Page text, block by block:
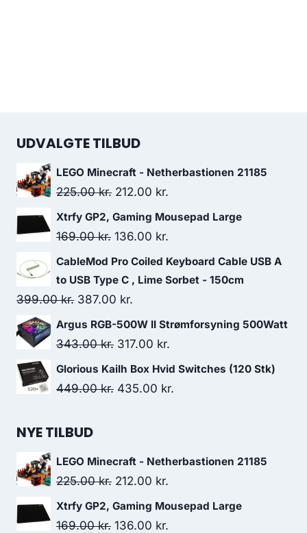
UDVALGTE TILBUD
LEGO Minecraft - Netherbastionen 21185
225.00kr. Original
price
was:
212.00 kr.
price
Xtrfy GP2, Gaming Mousepad Large
169.00kr. Original
price
was:
169.00 kr..
136.00 kr.
price
is:
CableMod Pro Coiled Keyboard Cable USB A
to USB Type C , Lime Sorbet - 150cm
399.00kr. Original
price
was:
387.00 kr.
price
is:
Argus RGB-500W II Strømforsyning 500Watt
343.00kr. Original
price
was:
317.00 kr.
price
is:
Glorious Kailh Box Hvid Switches (120 Stk)
449.00kr. Original
435.00 kr.
NYE TILBUD
LEGO Minecraft - Netherbastionen 21185
225.00kr. Original
price
was:
212.00 kr.
price
Xtrfy GP2, Gaming Mousepad Large
169.00kr. Original
136.00 kr.